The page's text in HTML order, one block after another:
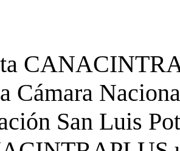
Cámara
San Luis